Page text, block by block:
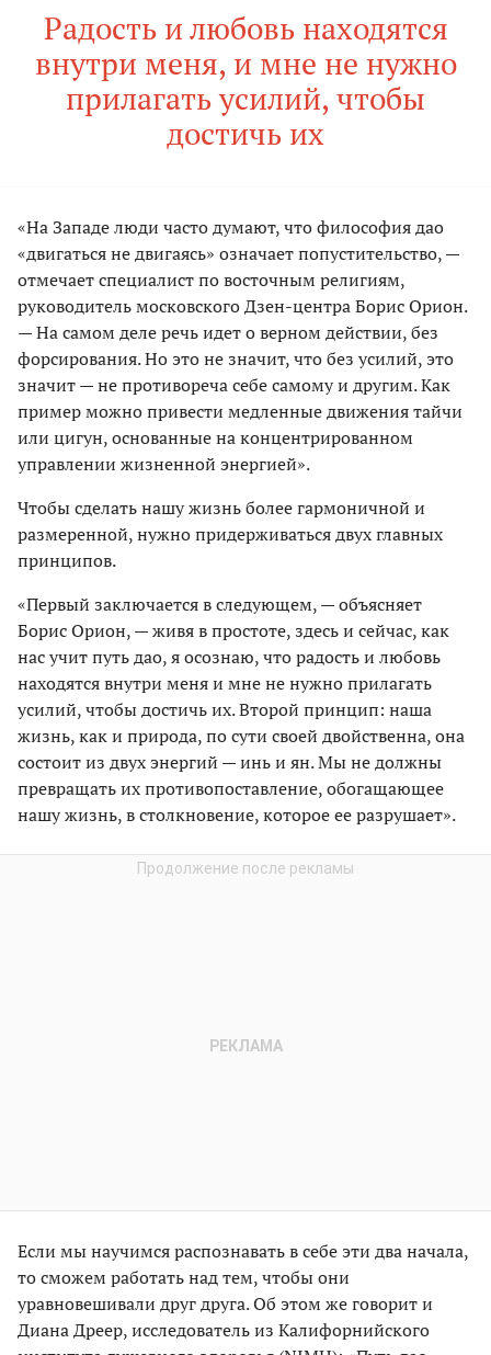
Радость и любовь находятся
внутри меня, и мне не нужно
прилагать усилий, чтобы
достичь их
«На Западе люди часто думают, что философия дао
«двигаться не двигаясь» означает попустительство, —
отмечает специалист по восточным религиям,
руководитель московского Дзен-центра Борис Орион.
— На самом деле речь идет о верном действии, без
форсирования. Но это не значит, что без усилий, это
значит — не противореча себе самому и другим. Как
пример можно привести медленные движения тайчи
или цигун, основанные на концентрированном
управлении жизненной энергией».
Чтобы сделать нашу жизнь более гармоничной и
размеренной, нужно придерживаться двух главных
принципов.
«Первый заключается в следующем, — объясняет
Борис Орион, — живя в простоте, здесь и сейчас, как
нас учит путь дао, я осознаю, что радость и любовь
находятся внутри меня и мне не нужно прилагать
усилий, чтобы достичь их. Второй принцип: наша
жизнь, как и природа, по сути своей двойственна, она
состоит из двух энергий — инь и ян. Мы не должны
превращать их противопоставление, обогащающее
нашу жизнь, в столкновение, которое ее разрушает».
Если мы научимся распознавать в себе эти два начала,
то сможем работать над тем, чтобы они
уравновешивали друг друга. Об этом же говорит и
Диана Дреер, исследователь из Калифорнийского